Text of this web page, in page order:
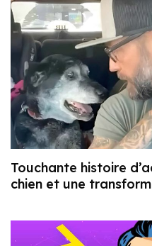
Touchante histoire
chien et une